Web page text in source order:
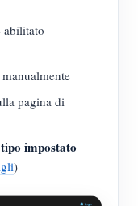
abilitato
pagina di
impostato
)